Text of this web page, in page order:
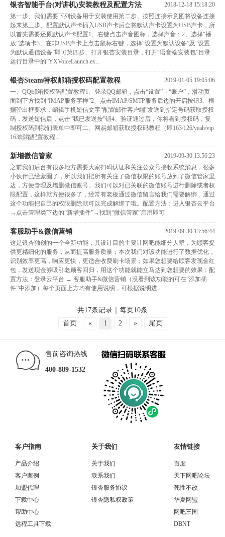
银杏智能手台(对讲机)安装教程及配置方法
2018-12-18 15:18:20
第一步、我们需要下列设备用于安装使用第二步、按照连接示意图将设备连接
起来第三步、配置默认声卡插入USB声卡后会将默认声卡设置为USB声卡，所
以首先需要还原默认声卡配置1、右键点击声音图标，选择声音：2、选择“播
放”选项卡3、在非USB声卡上点击鼠标右键，选择“设置为默认设备”及“设置
为默认通信设备”即可第四步、打开银杏安装目录，打开“语音端安装包”目录
运行目录中的“YXVoiceLaunch.ex...
银杏Steam特权邮箱授权码配置教程
2019-01-05 19:05:06
一、QQ邮箱授权码配置教程1、登录QQ邮箱，点击“设置”→“账户”，滑动页
面到下方找到“IMAP服务字样”2、点击IMAP/SMTP服务后边的开启按钮3、根
据弹出框要求，编辑手机短信文字“配置邮件客户端”发送到指定号码获取授权
码，发送短信后，点击“我已发送按”钮4、验证通过后，你将看到授权码，复
制授权码到我们表单中即可二、网易邮箱获取授权码教程（即163/126/yeah/vip
163邮箱配置教程...
新增微信管家
2019-09-30 13:56:23
之前我们后台有很多地方需要大家扫码认证和关注公众号接收系统消息，很多
小伙伴已经蒙圈了，所以我们把所有关注了微信权限的账号放到了微信管家里
边，方便管理及增删微信账号。我们可以对已关联的微信账号进行删除或者权
限配置，这样就方便很多了，经常有老板通过微信留言给我们需要解绑，通过
这个功能把自己的权限删除就可以完成解绑了哦。配置方法：进入银杏云平台
→点击管理类下边的“新增插件”→找到“微信管家”启用即可
客服助手&微信营销
2019-09-30 13:56:44
这是银杏独创的一个全新功能，其设计目的主要让网吧能细分人群，为顾客提
供更精细化的服务，从而提高服务质量；本次我们对该功能进行了数据优化，
识别效率更高，响应更快，更适合收费刷卡场景；如果您想要给顾客发现金红
包，发送现金券吸引老顾客回归，用这个功能就能立马达到您想要的效果；配
置方法：登录云平台 → 客服助手&微信营销（没看到该功能的可在“添加插
件”中添加）每个页面上方均有使用说明，可根据说明进...
共17条记录｜每页10条
首页
« 1 2 » 尾页
售前咨询热线
400-889-1532
客户指南
产品介绍
客户案例
加盟代理
下载中心
帮助中心
远程工具下载
关于我们
关于我们
联系我们
银杏服务协议
银杏隐私权政策
友情链接
百度
天下网吧论坛
死性不改
华夏网盟
网吧三国
DBNT